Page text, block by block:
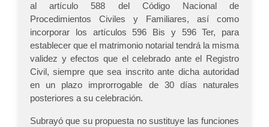
al artículo 588 del Código Nacional de
Procedimientos Civiles y Familiares, así como
incorporar los artículos 596 Bis y 596 Ter, para
establecer que el matrimonio notarial tendrá la misma
validez y efectos que el celebrado ante el Registro
Civil, siempre que sea inscrito ante dicha autoridad
en un plazo improrrogable de 30 días naturales
posteriores a su celebración.
Subrayó que su propuesta no sustituye las funciones